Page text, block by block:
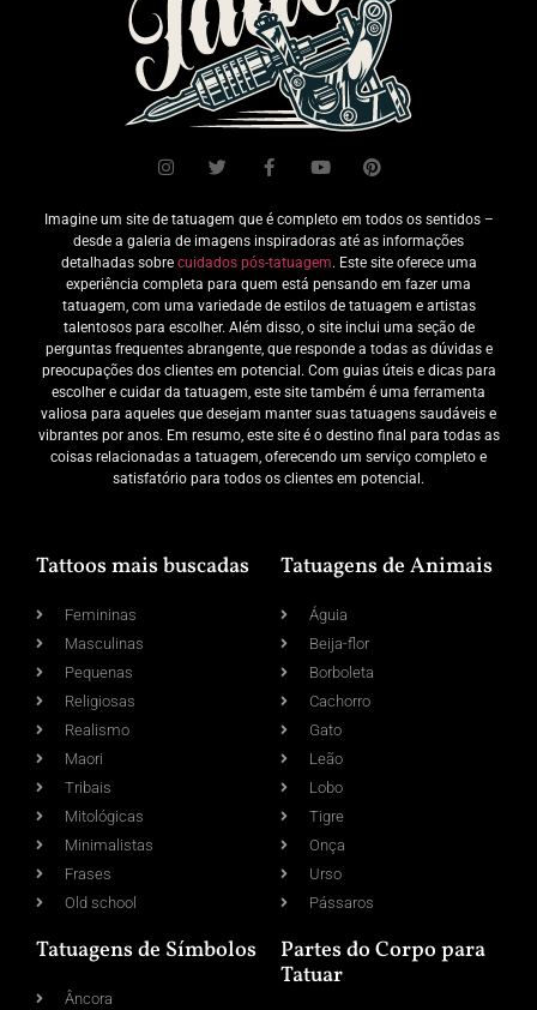
Imagine um site de tatuagem que é completo em todos os sentidos –
desde a galeria de imagens inspiradoras até as informações
detalhadas sobre cuidados pós-tatuagem. Este site oferece uma
experiência completa para quem está pensando em fazer uma
tatuagem, com uma variedade de estilos de tatuagem e artistas
talentosos para escolher. Além disso, o site inclui uma seção de
perguntas frequentes abrangente, que responde a todas as dúvidas e
preocupações dos clientes em potencial. Com guias úteis e dicas para
escolher e cuidar da tatuagem, este site também é uma ferramenta
valiosa para aqueles que desejam manter suas tatuagens saudáveis e
vibrantes por anos. Em resumo, este site é o destino final para todas as
coisas relacionadas a tatuagem, oferecendo um serviço completo e
satisfatório para todos os clientes em potencial.
Tattoos mais buscadas
Femininas
Masculinas
Pequenas
Religiosas
Realismo
Maori
Tribais
Mitológicas
Minimalistas
Frases
Old school
Tatuagens de Animais
Águia
Beija-flor
Borboleta
Cachorro
Gato
Leão
Lobo
Tigre
Onça
Urso
Pássaros
Tatuagens de Símbolos
Âncora
Partes do Corpo para
Tatuar